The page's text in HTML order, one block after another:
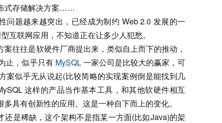
式存储解决方案……
问题越来越突出，已经成为制约 Web 2.0 发展的一
互联网应用，不知道正在让多少人犯愁。
往往是软硬件厂商提出来，类似自上而下的推动，
止，似乎只有 MySQL一家公司是比较大的赢家，可
案似乎无从说起(比较简略的实现案例倒是能找到几
这样的产品当作基本工具，和其他软硬件相互
具有创新性的应用。这是一种自下而上的变化。
还是稀缺，这个架构不是指某一方面(比如Java)的架